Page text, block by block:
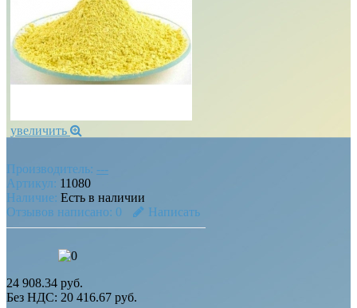
увеличить
Производитель: ---
Артикул: 11080
Наличие: Есть в наличии
Отзывов написано: 0 Написать
24 908.34 руб.
Без НДС: 20 416.67 руб.